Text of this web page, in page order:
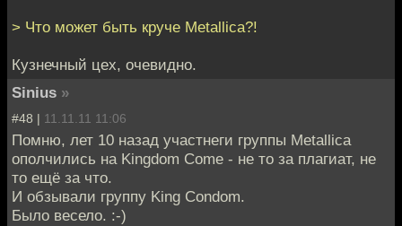
> Что может быть круче Metallica?!
Кузнечный цех, очевидно.
Sinius »
#48 | 11.11.11 11:06
Помню, лет 10 назад участнеги группы Metallica
ополчились на Kingdom Come - не то за плагиат, не
то ещё за что.
И обзывали группу King Condom.
Было весело. :-)